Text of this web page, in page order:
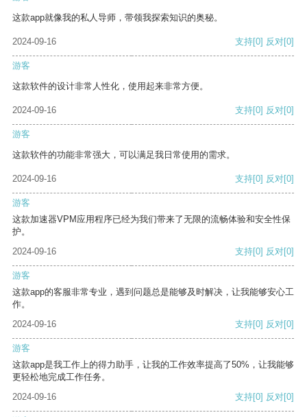
这款app就像我的私人导师，带领我探索知识的奥秘。
2024-09-16 支持[0] 反对[0]
游客
这款软件的设计非常人性化，使用起来非常方便。
2024-09-16 支持[0] 反对[0]
游客
这款软件的功能非常强大，可以满足我日常使用的需求。
2024-09-16 支持[0] 反对[0]
游客
这款加速器VPM应用程序已经为我们带来了无限的流畅体验和安全性保
护。
2024-09-16
支持[0] 反对[0]
游客
这款app的客服非常专业，遇到问题总是能够及时解决，让我能够安心工
作。
2024-09-16
支持[0] 反对[0]
游客
这款app是我工作上的得力助手，让我的工作效率提高了50%，让我能够
更轻松地完成工作任务。
2024-09-16
支持[0] 反对[0]